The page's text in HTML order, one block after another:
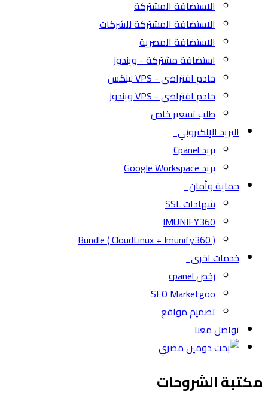
الاستضافة المشتركة
الاستضافة المشتركة للشركات
الاستضافة المصرية
استضافة مشتركة - ويندوز
خادم افتراضي - VPS لينكس
خادم افتراضي - VPS ويندوز
طلب تسعير خاص
البريد الإلكتروني
بريد Cpanel
بريد Google Workspace
حماية وأمان
شهادات SSL
IMUNIFY360
( CloudLinux + Imunify360 ) Bundle
خدمات اخرى
رخص cpanel
SEO Marketgoo
تصميم مواقع
تواصل معنا
مكتبة الشروحات